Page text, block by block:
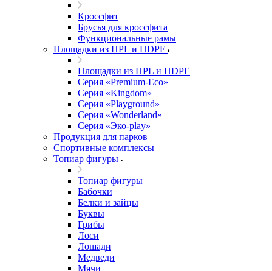
Кроссфит
Брусья для кроссфита
Функциональные рамы
Площадки из HPL и HDPE
Площадки из HPL и HDPE
Серия «Premium-Eco»
Серия «Kingdom»
Серия «Playground»
Серия «Wonderland»
Серия «Эко-play»
Продукция для парков
Спортивные комплексы
Топиар фигуры
Топиар фигуры
Бабочки
Белки и зайцы
Буквы
Грибы
Лоси
Лошади
Медведи
Мячи